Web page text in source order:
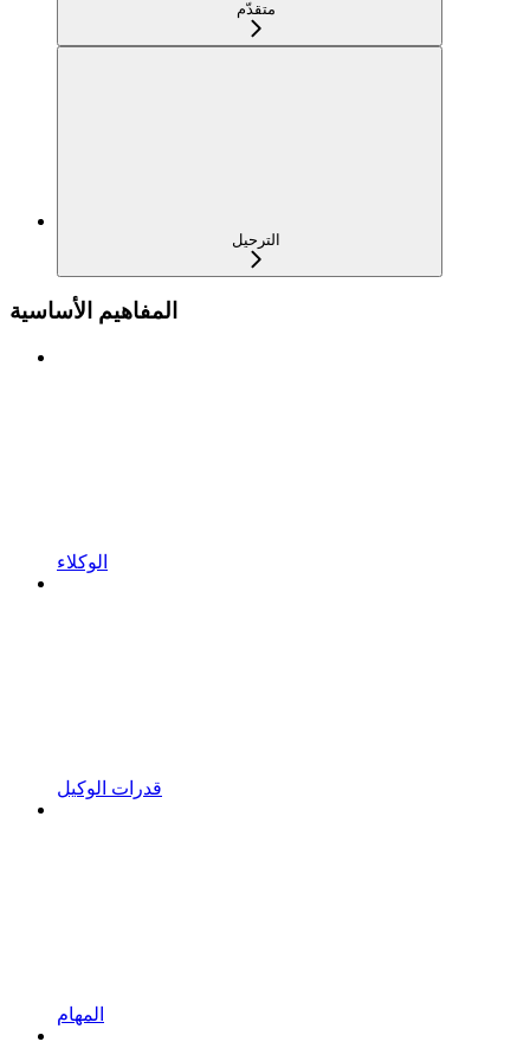
متقدّم
الترحيل
المفاهيم الأساسية
الوكلاء
قدرات الوكيل
المهام